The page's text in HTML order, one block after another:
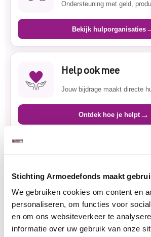
Stichting Armoedefonds maakt
We gebruiken cookies om content en
personaliseren, om functies voor
en om ons websiteverkeer te
informatie over uw gebruik van onze
Ondersteuning met geld,
Bekijk hulporganisaties
Help ook mee
Jouw bijdrage maakt directe
Ontdek hoe je helpt→